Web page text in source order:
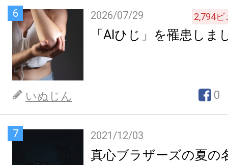
6 2026/07/29 2,794ビ
「AIひじ」を罹患しま
いぬじん 0
7 2021/12/03
真心ブラザーズの夏の